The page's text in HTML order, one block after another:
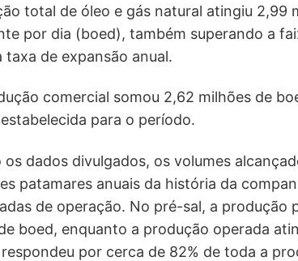
total de óleo e gás natural atingiu 2,99
por dia (boed), também superando a
taxa de expansão anual.
comercial somou 2,62 milhões de
para o período.
os dados divulgados, os volumes
patamares anuais da história da
de operação. No pré-sal, a produção
boed, enquanto a produção operada
por cerca de 82% de toda a